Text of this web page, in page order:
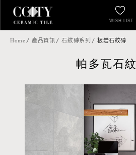
WISH LIST
Home 產品資訊 石紋磚系列 板岩石紋磚
帕多瓦石